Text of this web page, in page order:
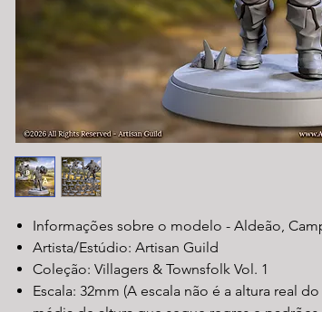
Informações sobre o modelo - Aldeão,
Artista/Estúdio: Artisan Guild
Coleção: Villagers & Townsfolk Vol. 1
Escala: 32mm (A escala não é a altura real